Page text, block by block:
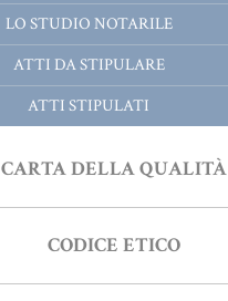
LO STUDIO NOTARILE
ATTI DA STIPULARE
ATTI STIPULATI
CARTA DELLA QUALITÀ
CODICE ETICO